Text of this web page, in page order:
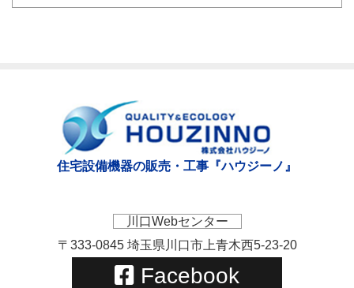
住宅設備機器の販売・工事『ハウジーノ』
川口Webセンター
〒333-0845 埼玉県川口市上青木西5-23-20
Facebook